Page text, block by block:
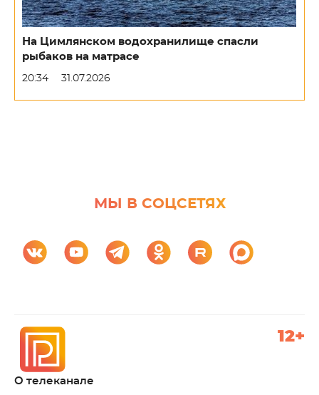
На Цимлянском водохранилище спасли
рыбаков на матрасе
20:34 31.07.2026
МЫ В СОЦСЕТЯХ
О телеканале
12+